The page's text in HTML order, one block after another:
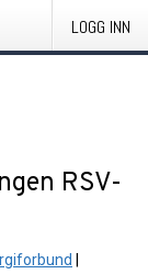
LOGG INN
RSV-